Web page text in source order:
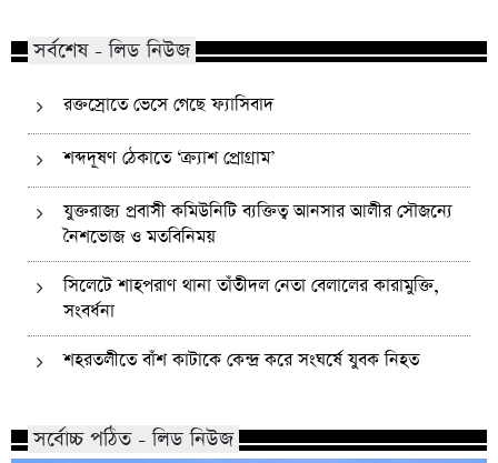
সর্বশেষ - লিড নিউজ
রক্তস্রোতে ভেসে গেছে ফ্যাসিবাদ
শব্দদূষণ ঠেকাতে ‘ক্র্যাশ প্রোগ্রাম’
যুক্তরাজ্য প্রবাসী কমিউনিটি ব্যক্তিত্ব আনসার আলীর সৌজন্যে
নৈশভোজ ও মতবিনিময়
সিলেটে শাহপরাণ থানা তাঁতীদল নেতা বেলালের কারামুক্তি,
সংবর্ধনা
শহরতলীতে বাঁশ কাটাকে কেন্দ্র করে সংঘর্ষে যুবক নিহত
সর্বোচ্চ পঠিত - লিড নিউজ